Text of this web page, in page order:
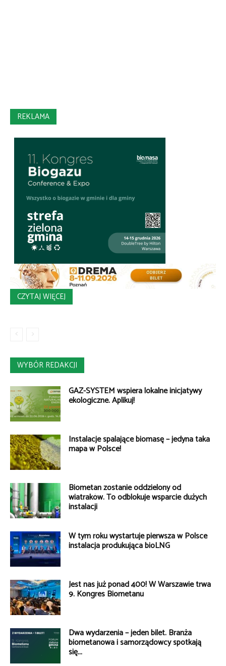
REKLAMA
CZYTAJ WIĘCEJ
WYBÓR REDAKCJI
GAZ-SYSTEM wspiera lokalne inicjatywy
ekologiczne. Aplikuj!
Instalacje spalające biomasę – jedyna taka
mapa w Polsce!
Biometan zostanie oddzielony od
wiatraków. To odblokuje wsparcie dużych
instalacji
W tym roku wystartuje pierwsza w Polsce
instalacja produkująca bioLNG
Jest nas już ponad 400! W Warszawie trwa
9. Kongres Biometanu
Dwa wydarzenia – jeden bilet. Branża
biometanowa i samorządowcy spotkają
się...